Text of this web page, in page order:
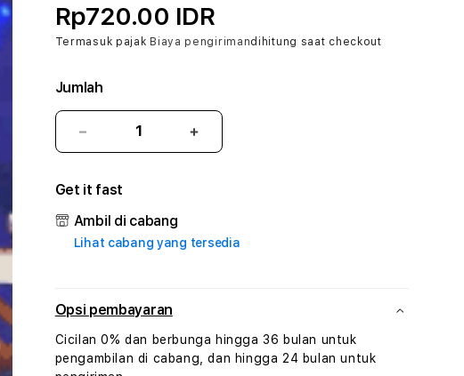
Rp720.00 IDR
Termasuk pajak Biaya pengirimandihitung saat checkout
Jumlah
Kurangi
jumlah
ARTIQQ
#1
ASTP
AGR
Rekayasa
dan
Solusi
Tambah
jumlah
ASTP
AGR
dan
Solusi
Get it fast
Ambil di cabang
Lihat cabang yang tersedia
Opsi pembayaran
Cicilan 0% dan berbunga hingga 36 bulan untuk
pengambilan di cabang, dan hingga 24 bulan untuk